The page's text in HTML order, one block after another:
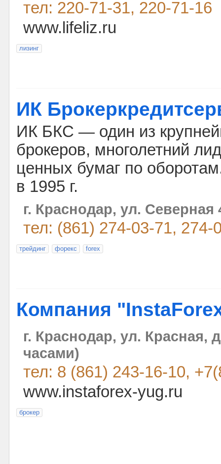
тел: 220-71-31, 220-71-16
www.lifeliz.ru
лизинг
ИК
ИК БКС — один из
брокеров, многолетний
ценных бумаг по
в 1995 г.
г. Краснодар, ул. Северная
тел: (861) 274-03-71, 274-
трейдинг форекс forex
Компания
г. Краснодар, ул. Красная,
часами)
тел: 8 (861) 243-16-10,
www.instaforex-yug.ru
брокер